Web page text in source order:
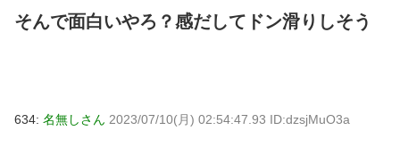
そんで面白いやろ？感だしてドン滑りしそう
634: 名無しさん 2023/07/10(月) 02:54:47.93 ID:dzsjMuO3a